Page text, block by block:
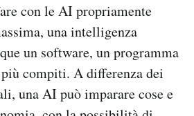
con le AI propriamente
una intelligenza
un software, un programma
compiti. A differenza dei
una AI può imparare cose e